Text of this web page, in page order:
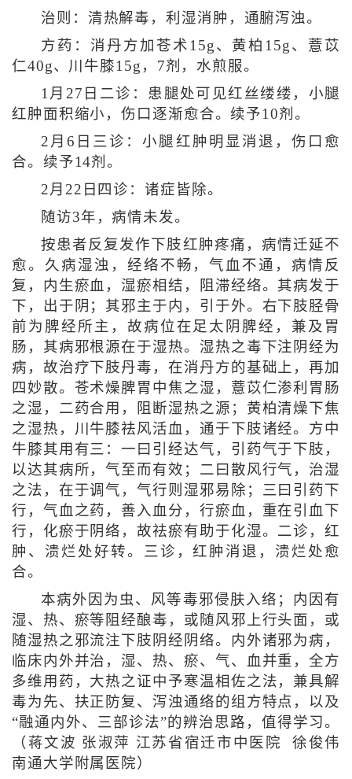
治则：清热解毒，利湿消肿，通腑泻浊。
方药：消丹方加苍术15g、黄柏15g、薏苡
仁40g、川牛膝15g，7剂，水煎服。
1月27日二诊：患腿处可见红丝缕缕，小腿
红肿面积缩小，伤口逐渐愈合。续予10剂。
2月6日三诊：小腿红肿明显消退，伤口愈
合。续予14剂。
2月22日四诊：诸症皆除。
随访3年，病情未发。
按患者反复发作下肢红肿疼痛，病情迁延不
愈。久病湿浊，经络不畅，气血不通，病情反
复，内生瘀血，湿瘀相结，阻滞经络。其病发于
下，出于阴；其邪主于内，引于外。右下肢胫骨
前为脾经所主，故病位在足太阴脾经，兼及胃
肠，其病邪根源在于湿热。湿热之毒下注阴经为
病，故治疗下肢丹毒，在消丹方的基础上，再加
四妙散。苍术燥脾胃中焦之湿，薏苡仁渗利胃肠
之湿，二药合用，阻断湿热之源；黄柏清燥下焦
之湿热，川牛膝祛风活血，通于下肢诸经。方中
牛膝其用有三：一曰引经达气，引药气于下肢，
以达其病所，气至而有效；二曰散风行气，治湿
之法，在于调气，气行则湿邪易除；三曰引药下
行，气血之药，善入血分，行瘀血，重在引血下
行，化瘀于阴络，故祛瘀有助于化湿。二诊，红
肿、溃烂处好转。三诊，红肿消退，溃烂处愈
合。
本病外因为虫、风等毒邪侵肤入络；内因有
湿、热、瘀等阻经酿毒，或随风邪上行头面，或
随湿热之邪流注下肢阴经阴络。内外诸邪为病，
临床内外并治，湿、热、瘀、气、血并重，全方
多维用药，大热之证中予寒温相佐之法，兼具解
毒为先、扶正防复、泻浊通络的组方特点，以及
“融通内外、三部诊法”的辨治思路，值得学习。
（蒋文波 张淑萍 江苏省宿迁市中医院 徐俊伟
南通大学附属医院）